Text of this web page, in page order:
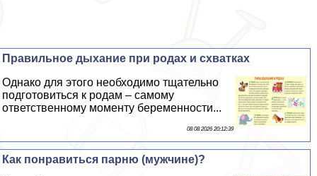
Правильное дыхание при родах и схватках
Однако для этого необходимо тщательно
подготовиться к родам – самому
ответственному моменту беременности...
08 08 2026 20:12:39
Как понравиться парню (мужчине)?